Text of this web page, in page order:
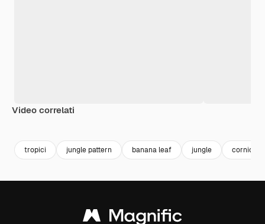
Video correlati
tropici jungle pattern banana leaf jungle cornice